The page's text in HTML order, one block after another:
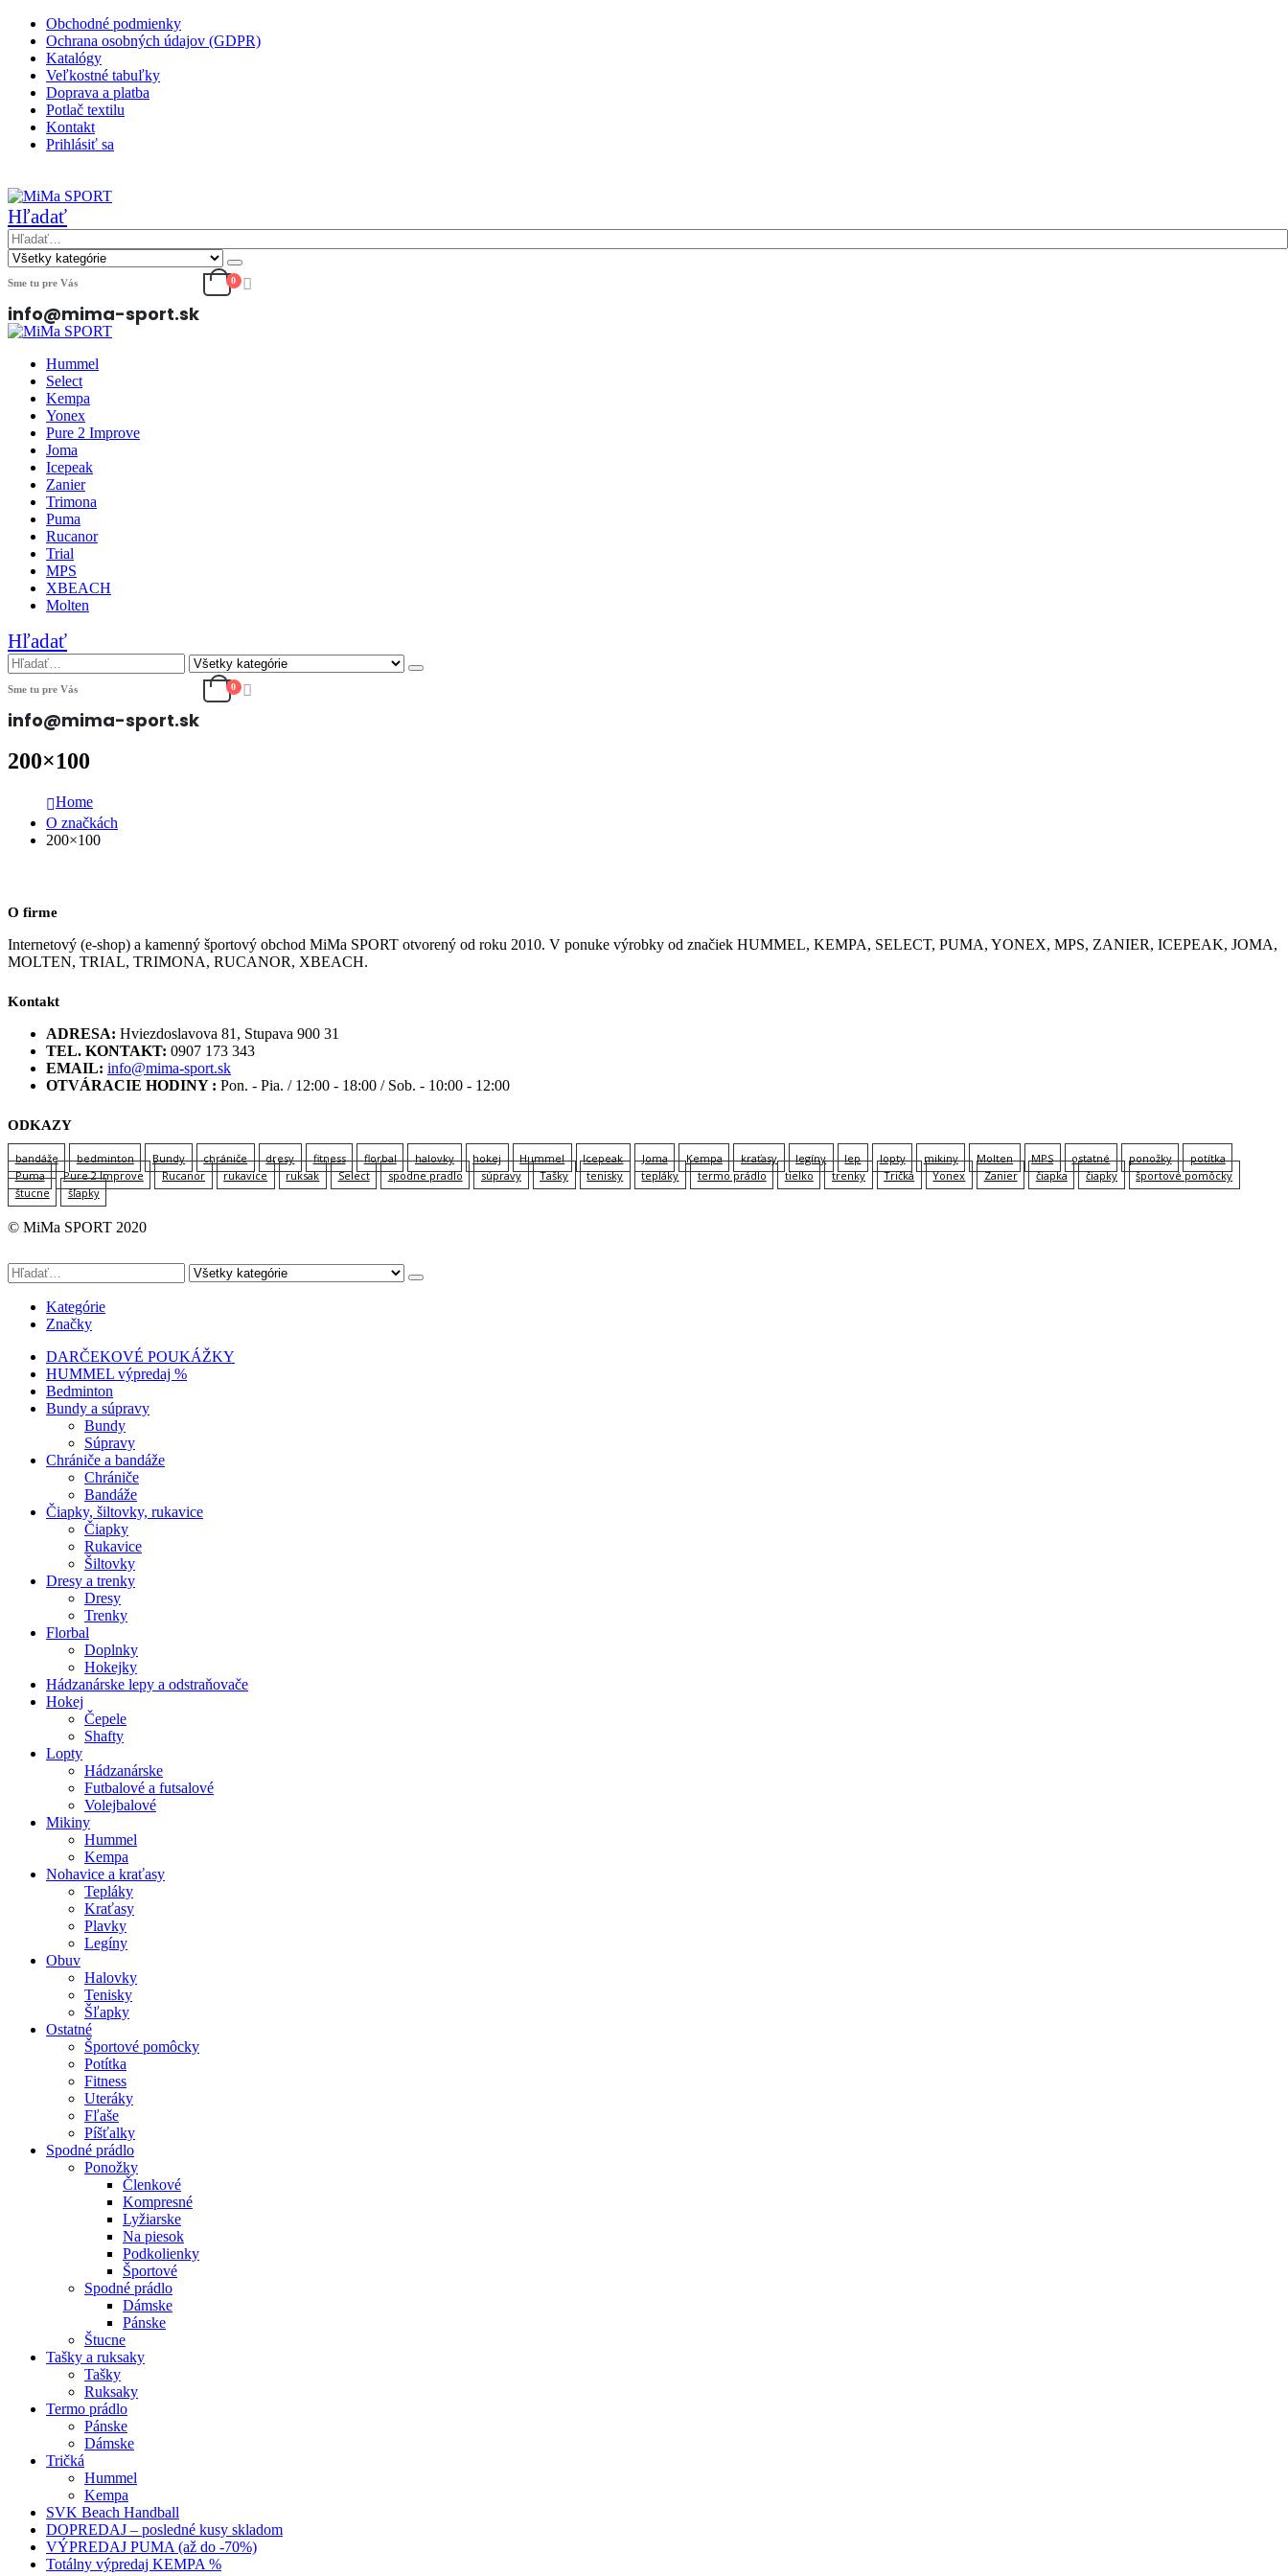
Obchodné podmienky
Ochrana osobných údajov (GDPR)
Katalógy
Veľkostné tabuľky
Doprava a platba
Potlač textilu
Kontakt
Prihlásiť sa
Hľadať
Sme tu pre Vás
info@mima-sport.sk
0
Hummel
Select
Kempa
Yonex
Pure 2 Improve
Joma
Icepeak
Zanier
Trimona
Puma
Rucanor
Trial
MPS
XBEACH
Molten
Hľadať
Sme tu pre Vás
info@mima-sport.sk
0
200×100
Home
O značkách
200×100
O firme
Internetový (e-shop) a kamenný športový obchod MiMa SPORT otvorený od roku 2010. V ponuke výrobky od značiek HUMMEL, KEMPA, SELECT, PUMA, YONEX, MPS, ZANIER, ICEPEAK, JOMA,
MOLTEN, TRIAL, TRIMONA, RUCANOR, XBEACH.
Kontakt
ADRESA: Hviezdoslavova 81, Stupava 900 31
TEL. KONTAKT: 0907 173 343
EMAIL: info@mima-sport.sk
OTVÁRACIE HODINY : Pon. - Pia. / 12:00 - 18:00 / Sob. - 10:00 - 12:00
ODKAZY
bandáže bedminton Bundy chrániče dresy fitness florbal halovky hokej Hummel Icepeak Joma Kempa kraťasy legíny lep lopty mikiny Molten MPS ostatné ponožky
potítka
Puma
Pure 2 Improve Rucanor rukavice ruksak Select spodne pradlo súpravy Tašky tenisky tepláky termo prádlo tielko trenky Tričká Yonex Zanier čiapka čiapky
športové pomôcky
štucne
šľapky
© MiMa SPORT 2020
Kategórie
Značky
DARČEKOVÉ POUKÁŽKY
HUMMEL výpredaj %
Bedminton
Bundy a súpravy
Bundy
Súpravy
Chrániče a bandáže
Chrániče
Bandáže
Čiapky, šiltovky, rukavice
Čiapky
Rukavice
Šiltovky
Dresy a trenky
Dresy
Trenky
Florbal
Doplnky
Hokejky
Hádzanárske lepy a odstraňovače
Hokej
Čepele
Shafty
Lopty
Hádzanárske
Futbalové a futsalové
Volejbalové
Mikiny
Hummel
Kempa
Nohavice a kraťasy
Tepláky
Kraťasy
Plavky
Legíny
Obuv
Halovky
Tenisky
Šľapky
Ostatné
Športové pomôcky
Potítka
Fitness
Uteráky
Fľaše
Píšťalky
Spodné prádlo
Ponožky
Členkové
Kompresné
Lyžiarske
Na piesok
Podkolienky
Športové
Spodné prádlo
Dámske
Pánske
Štucne
Tašky a ruksaky
Tašky
Ruksaky
Termo prádlo
Pánske
Dámske
Tričká
Hummel
Kempa
SVK Beach Handball
DOPREDAJ – posledné kusy skladom
VÝPREDAJ PUMA (až do -70%)
Totálny výpredaj KEMPA %